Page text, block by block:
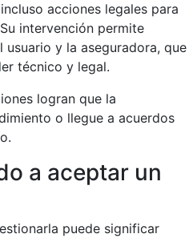
acciones legales para
intervención permite
y la aseguradora, que
técnico y legal.
logran que la
o llegue a acuerdos
a aceptar un
puede significar